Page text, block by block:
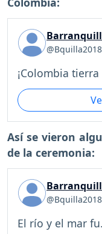
@Bquilla2018
¡Colombia
Así se vieron
de la ceremonia:
@Bquilla2018
El río y el mar